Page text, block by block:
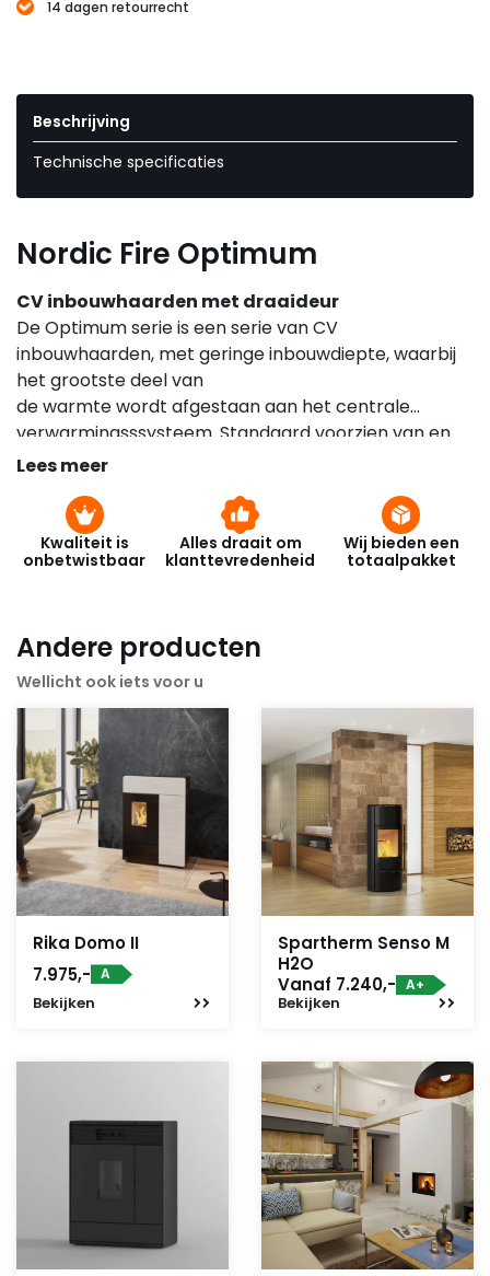
14 dagen retourrecht
Beschrijving
Technische specificaties
Nordic Fire Optimum
CV inbouwhaarden met draaideur
De Optimum serie is een serie van CV
inbouwhaarden, met geringe inbouwdiepte, waarbij
het grootste deel van
de warmte wordt afgestaan aan het centrale
verwarmingsssysteem. Standaard voorzien van en
dubbele beglazing
Lees meer
Kwaliteit is
onbetwistbaar
Alles draait om
klanttevredenheid
Wij bieden een
totaalpakket
Andere producten
Wellicht ook iets voor u
Rika Domo II
7.975,- A
Bekijken
Spartherm Senso M
H2O
Vanaf 7.240,- A+
Bekijken